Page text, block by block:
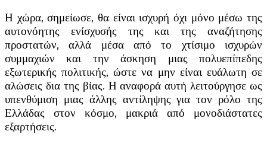
Η χώρα, σημείωσε, θα είναι ισχυρή όχι μόνο μέσω της
αυτονόητης ενίσχυσής της και της αναζήτησης
προστατών, αλλά μέσα από το χτίσιμο ισχυρών
συμμαχιών και την άσκηση μιας πολυεπίπεδης
εξωτερικής πολιτικής, ώστε να μην είναι ευάλωτη σε
αλώσεις δια της βίας. Η αναφορά αυτή λειτούργησε ως
υπενθύμιση μιας άλλης αντίληψης για τον ρόλο της
Ελλάδας στον κόσμο, μακριά από μονοδιάστατες
εξαρτήσεις.